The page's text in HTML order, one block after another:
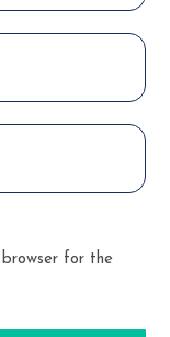
browser for the